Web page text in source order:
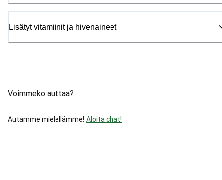
Lisätyt vitamiinit ja hivenaineet
Voimmeko auttaa?
Autamme mielellämme! Aloita chat!